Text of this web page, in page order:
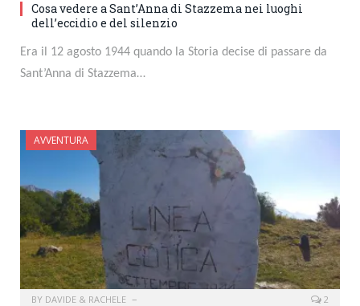
Cosa vedere a Sant’Anna di Stazzema nei luoghi
dell’eccidio e del silenzio
Era il 12 agosto 1944 quando la Storia decise di passare da
Sant’Anna di Stazzema…
AVVENTURA
BY DAVIDE & RACHELE 2